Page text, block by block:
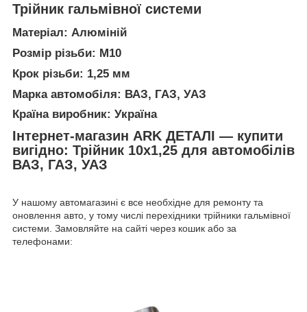
Трійник гальмівної системи
Матеріал: Алюміній
Розмір різьби: М10
Крок різьби: 1,25 мм
Марка автомобіля: ВАЗ, ГАЗ, УАЗ
Країна виробник: Україна
Інтернет-магазин ARK ДЕТАЛІ — купити
вигідно: Трійник 10х1,25 для автомобілів
ВАЗ, ГАЗ, УАЗ
У нашому автомагазині є все необхідне для ремонту та
оновлення авто, у тому числі перехідники трійники гальмівної
системи. Замовляйте на сайті через кошик або за
телефонами: